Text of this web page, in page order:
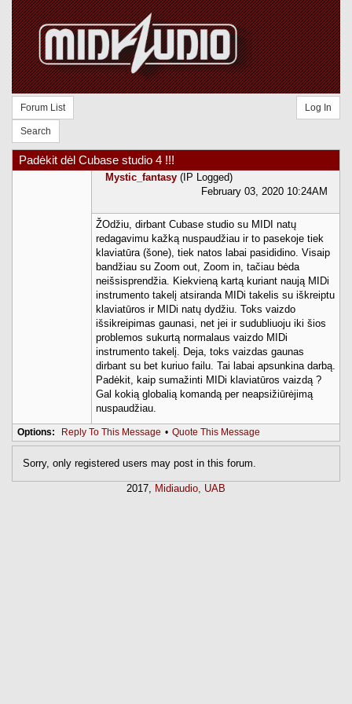
Forum List
Search
Log In
Padėkit dėl Cubase studio 4 !!!
Mystic_fantasy (IP Logged)
February 03, 2020 10:24AM
ŽOdžiu, dirbant Cubase studio su MIDI natų
redagavimu kažką nuspaudžiau ir to pasekoje tiek
klaviatūra (šone), tiek natos labai pasididino. Visaip
bandžiau su Zoom out, Zoom in, tačiau bėda
neišsisprendžia. Kiekvieną kartą kuriant naują MIDi
instrumento takelį atsiranda MIDi takelis su iškreiptu
klaviatūros ir MIDi natų dydžiu. Toks vaizdo
išsikreipimas gaunasi, net jei ir sudubliuoju iki šios
problemos sukurtą normalaus vaizdo MIDi
instrumento takelį. Deja, toks vaizdas gaunas
dirbant su bet kuriuo failu. Tai labai apsunkina darbą.
Padėkit, kaip sumažinti MIDi klaviatūros vaizdą ?
Gal kokią globalią komandą per neapsižiūrėjimą
nuspaudžiau.
Options: Reply To This Message • Quote This Message
Sorry, only registered users may post in this forum.
2017, Midiaudio, UAB